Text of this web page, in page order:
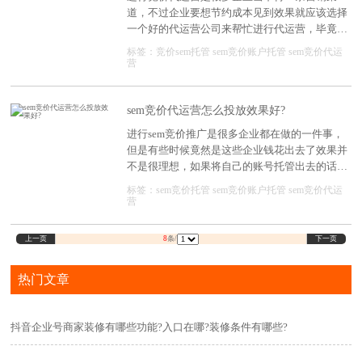
道，不过企业要想节约成本见到效果就应该选择
一个好的代运营公司来帮忙进行代运营，毕竟代
运营公司都是专业的，能够进行专业的代运营，
比自己进行运营的话效果好很多，所以选择一家
标签： 竞价sem托管 sem竞价账户托管 sem竞价代运
营
sem竞价代运营怎么投放效果好?
进行sem竞价推广是很多企业都在做的一件事，
但是有些时候竟然是这些企业钱花出去了效果并
不是很理想，如果将自己的账号托管出去的话效
果还是比较好的，下面我们来看下sem竞价代运
营怎么投放效果好?应该如何选择代运营公司?
标签： sem竞价托管 sem竞价账户托管 sem竞价代运
营
上一页 8条/ 下一页
热门文章
抖音企业号商家装修有哪些功能?入口在哪?装修条件有哪些?